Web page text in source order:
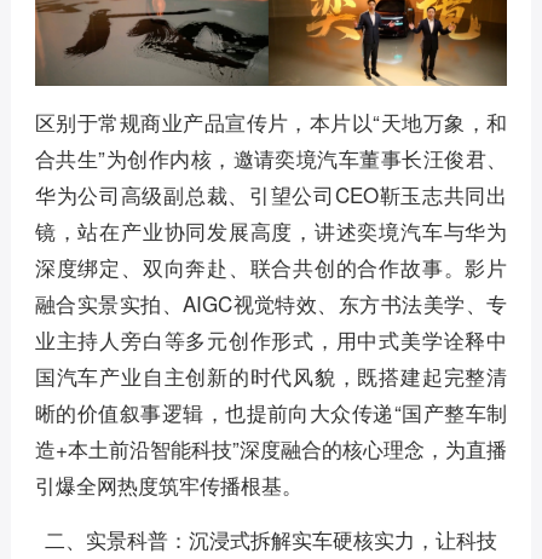
区别于常规商业产品宣传片，本片以“天地万象，和
合共生”为创作内核，邀请奕境汽车董事长汪俊君、
华为公司高级副总裁、引望公司CEO靳玉志共同出
镜，站在产业协同发展高度，讲述奕境汽车与华为
深度绑定、双向奔赴、联合共创的合作故事。影片
融合实景实拍、AIGC视觉特效、东方书法美学、专
业主持人旁白等多元创作形式，用中式美学诠释中
国汽车产业自主创新的时代风貌，既搭建起完整清
晰的价值叙事逻辑，也提前向大众传递“国产整车制
造+本土前沿智能科技”深度融合的核心理念，为直播
引爆全网热度筑牢传播根基。
二、实景科普：沉浸式拆解实车硬核实力，让科技